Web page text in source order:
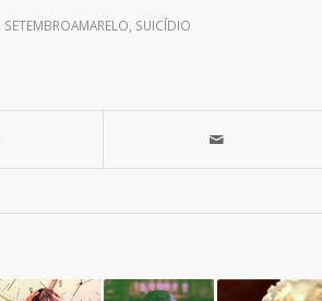
SETEMBROAMARELO SUICÍDIO